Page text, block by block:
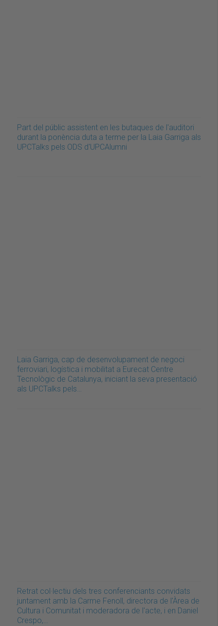
Part del públic assistent en les butaques de l'auditori
durant la ponència duta a terme per la Laia Garriga als
UPCTalks pels ODS d'UPCAlumni
Laia Garriga, cap de desenvolupament de negoci
ferroviari, logística i mobilitat a Eurecat Centre
Tecnològic de Catalunya, iniciant la seva presentació
als UPCTalks pels…
Retrat col·lectiu dels tres conferenciants convidats
juntament amb la Carme Fenoll, directora de l'Àrea de
Cultura i Comunitat i moderadora de l'acte, i en Daniel
Crespo,…